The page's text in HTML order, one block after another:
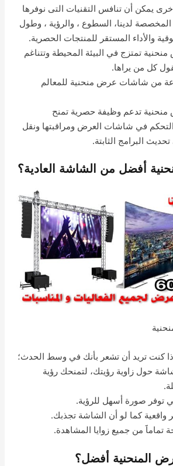
أخرى يمكن أن تنافس التقنيات التى نوفرها
لدينا، السطوع ، والرؤية ، وطول
والأداء المستقر للمنتجات الحصرية.
تمتزج في البيئة المحيطة وتتناغم
كل من يراها.
من شاشات عرض منحنية للمعالم
تدعم وظيفة حصرية تمنح
في شاشات العرض ومراقبتها ونقل
البرامج الثابتة.
أفضل من الشاشة العادية؟
كنت تريد أن تشعر بأنك في وسط الحدث؛
حول زاوية رؤيتك، لتمنحك رؤية
توفر صورة أسهل للرؤية.
واقعية كما لو أن الشاشة تجذبك.
تماماََ من جميع زوايا المشاهدة.
المنحنية أفضل؟